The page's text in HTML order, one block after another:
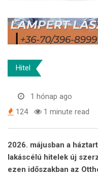
Hitel
1 hónap ago
124
1 minute read
2026. májusban a
lakáscélú hitelek új
ezen időszakban az